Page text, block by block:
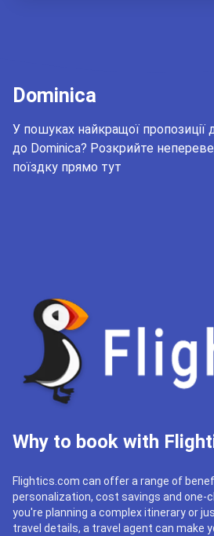
Dominica
У пошуках найкращої пропозиції
до Dominica? Розкрийте
поїздку прямо тут
Why to book with
Flightics.com can offer a range of
personalization, cost savings and one-
you're planning a complex itinerary or
travel details, a travel agent can make